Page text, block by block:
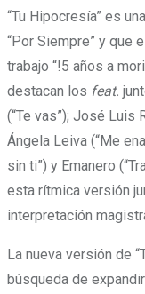
“Tu Hipocresía” es una
“Por Siempre” y que
trabajo “!5 años a
destacan los feat.
(“Te vas”); José Luis
Ángela Leiva (“Me
sin ti”) y Emanero
esta rítmica versión
interpretación
La nueva versión de
búsqueda de